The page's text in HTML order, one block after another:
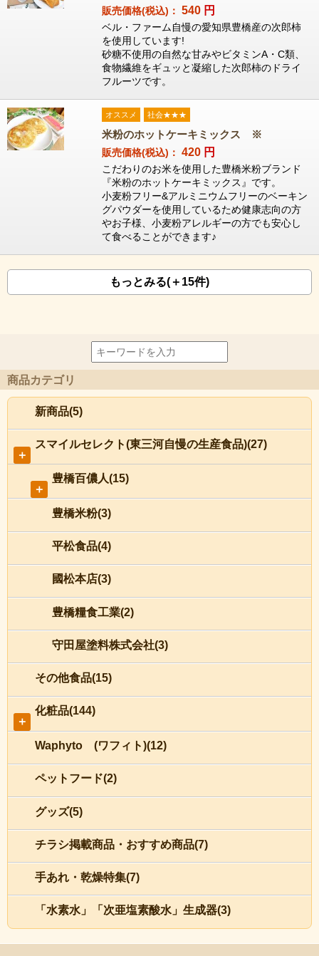
販売価格(税込)： 540 円
ベル・ファーム自慢の愛知県豊橋産の次郎柿
を使用しています!
砂糖不使用の自然な甘みやビタミンA・C類、
食物繊維をギュッと凝縮した次郎柿のドライ
フルーツです。
オススメ 社会★★★
米粉のホットケーキミックス ※
販売価格(税込)： 420 円
こだわりのお米を使用した豊橋米粉ブランド
『米粉のホットケーキミックス』です。
小麦粉フリー&アルミニウムフリーのベーキン
グパウダーを使用しているため健康志向の方
やお子様、小麦粉アレルギーの方でも安心し
て食べることができます♪
もっとみる(＋15件)
商品カテゴリ
新商品(5)
＋
スマイルセレクト(東三河自慢の生産食品)(27)
＋
豊橋百儂人(15)
豊橋米粉(3)
平松食品(4)
國松本店(3)
豊橋糧食工業(2)
守田屋塗料株式会社(3)
その他食品(15)
＋
化粧品(144)
Waphyto (ワフィト)(12)
ペットフード(2)
グッズ(5)
チラシ掲載商品・おすすめ商品(7)
手あれ・乾燥特集(7)
「水素水」「次亜塩素酸水」生成器(3)